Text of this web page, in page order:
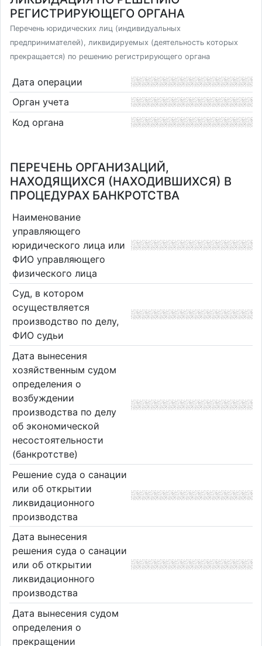
РЕГИСТРИРУЮЩЕГО ОРГАНА
Перечень юридических лиц (индивидуальных
предпринимателей), ликвидируемых (деятельность которых
прекращается) по решению регистрирующего органа
Дата операции
Орган учета
Код органа
ПЕРЕЧЕНЬ ОРГАНИЗАЦИЙ,
НАХОДЯЩИХСЯ (НАХОДИВШИХСЯ) В
ПРОЦЕДУРАХ БАНКРОТСТВА
Наименование
управляющего
юридического лица или
ФИО управляющего
физического лица
Суд, в котором
осуществляется
производство по делу,
ФИО судьи
Дата вынесения
хозяйственным судом
определения о
возбуждении
производства по делу
об экономической
несостоятельности
(банкротстве)
Решение суда о санации
или об открытии
ликвидационного
производства
Дата вынесения
решения суда о санации
или об открытии
ликвидационного
производства
Дата вынесения судом
определения о
прекращении